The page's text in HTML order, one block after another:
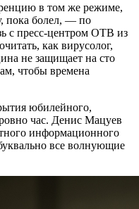
в том же режиме,
пока болел, — по
с пресс-центром ОТВ из
как вирусолог,
не защищает на сто
чтобы времена
юбилейного,
час. Денис Мацуев
информационного
все волнующие